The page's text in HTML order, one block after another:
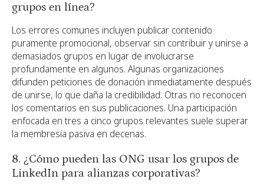
grupos en línea?
Los errores comunes incluyen publicar contenido
puramente promocional, observar sin contribuir y unirse a
demasiados grupos en lugar de involucrarse
profundamente en algunos. Algunas organizaciones
difunden peticiones de donación inmediatamente después
de unirse, lo que daña la credibilidad. Otras no reconocen
los comentarios en sus publicaciones. Una participación
enfocada en tres a cinco grupos relevantes suele superar
la membresía pasiva en decenas.
8. ¿Cómo pueden las ONG usar los grupos de
LinkedIn para alianzas corporativas?